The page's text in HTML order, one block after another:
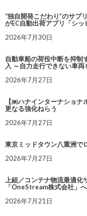
“独自開発こだわり”のサプ
がEC自動出荷アプリ「シッ
2026年7月30日
自動車船の荷役中断を抑制
入 ～自力走行できない車
2026年7月27日
【㈱ハナインターナショ
更なる強化ねらう
2026年7月27日
東京ミッドタウン八重洲で
2026年7月27日
上組／コンテナ物流最適
「OneStream株式会社」
2026年7月21日